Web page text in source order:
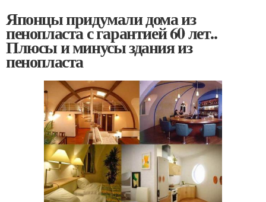
Японцы придумали дома из
пенопласта с гарантией 60 лет..
Плюсы и минусы здания из
пенопласта